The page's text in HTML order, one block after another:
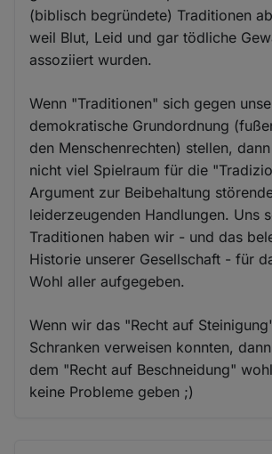
(biblisch begründete) Traditionen
weil Blut, Leid und gar tödliche
assoziiert wurden.
Wenn "Traditionen" sich gegen
demokratische Grundordnung
den Menschenrechten) stellen,
nicht viel Spielraum für die
Argument zur Beibehaltung
leiderzeugenden Handlungen. Uns
Traditionen haben wir - und das
Historie unserer Gesellschaft - für
Wohl aller aufgegeben.
Wenn wir das "Recht auf
Schranken verweisen konnten,
dem "Recht auf Beschneidung"
keine Probleme geben ;)